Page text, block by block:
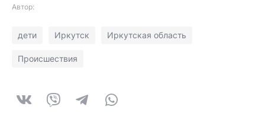
Автор:
дети Иркутск Иркутская область
Происшествия